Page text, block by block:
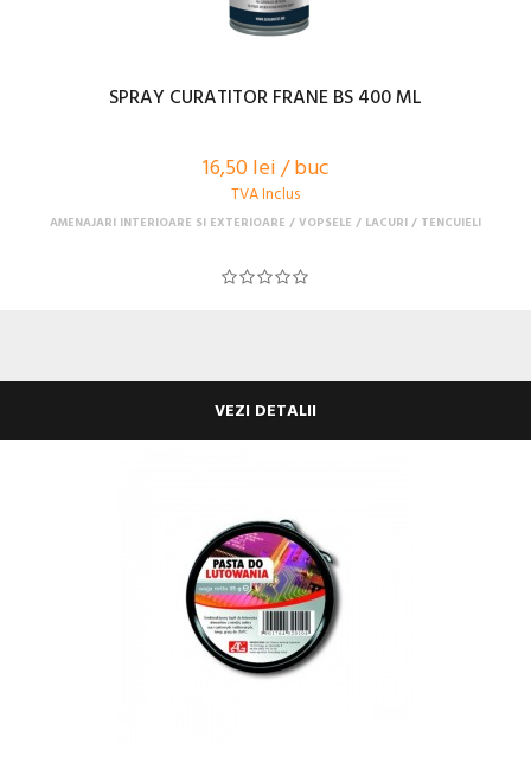
SPRAY CURATITOR FRANE BS 400 ML
16,50 lei / buc
TVA Inclus
AMENAJARI INTERIOARE SI EXTERIOARE VOPSELE / LACURI / TENCUIELI
VEZI DETALII